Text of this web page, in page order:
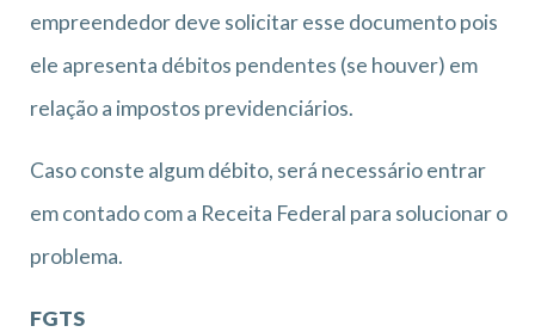
empreendedor deve solicitar esse documento pois
ele apresenta débitos pendentes (se houver) em
relação a impostos previdenciários.
Caso conste algum débito, será necessário entrar
em contado com a Receita Federal para solucionar o
problema.
FGTS